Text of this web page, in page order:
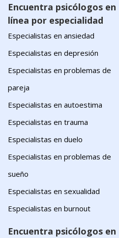
Encuentra psicólogos en
línea por especialidad
Especialistas en ansiedad
Especialistas en depresión
Especialistas en problemas de
pareja
Especialistas en autoestima
Especialistas en trauma
Especialistas en duelo
Especialistas en problemas de
sueño
Especialistas en sexualidad
Especialistas en burnout
Encuentra psicólogos en